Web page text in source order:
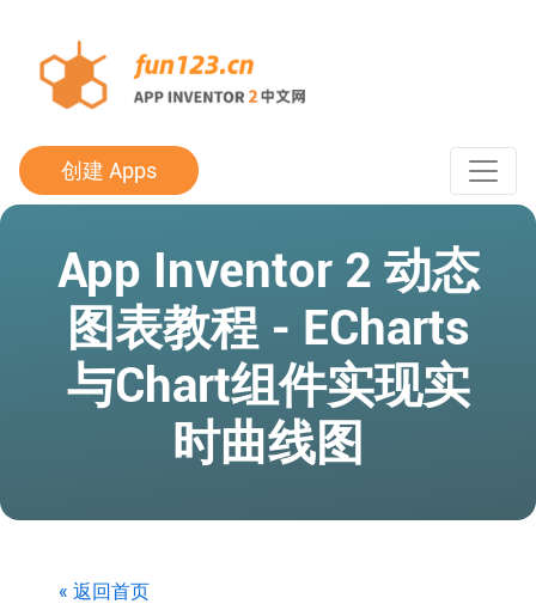
创建 Apps
App Inventor 2 动态
图表教程 - ECharts
与Chart组件实现实
时曲线图
« 返回首页